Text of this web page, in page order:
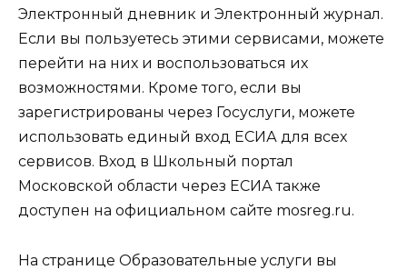
Электронный дневник и Электронный журнал.
Если вы пользуетесь этими сервисами, можете
перейти на них и воспользоваться их
возможностями. Кроме того, если вы
зарегистрированы через Госуслуги, можете
использовать единый вход ЕСИА для всех
сервисов. Вход в Школьный портал
Московской области через ЕСИА также
доступен на официальном сайте mosreg.ru.
На странице Образовательные услуги вы